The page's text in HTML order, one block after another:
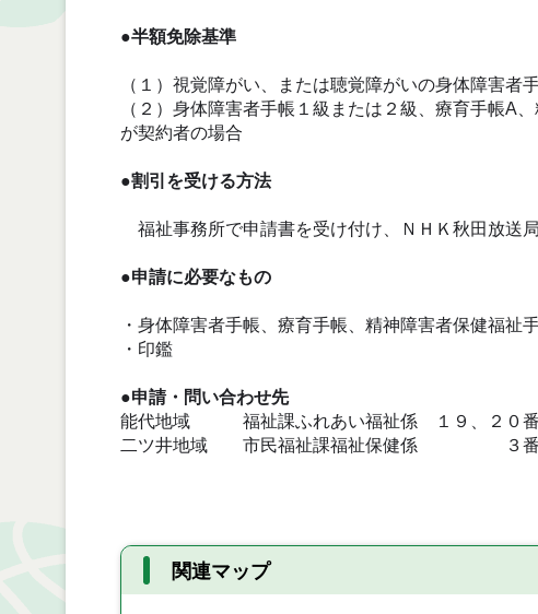
●半額免除基準
（１）視覚障がい、または聴覚障がいの身体障害者
（２）身体障害者手帳１級または２級、療育手帳A
が契約者の場合
●割引を受ける方法
福祉事務所で申請書を受け付け、ＮＨＫ秋田放送
●申請に必要なもの
・身体障害者手帳、療育手帳、精神障害者保健福祉
・印鑑
●申請・問い合わせ先
能代地域 福祉課ふれあい福祉係 １９、２０
二ツ井地域 市民福祉課福祉保健係 ３番
関連マップ